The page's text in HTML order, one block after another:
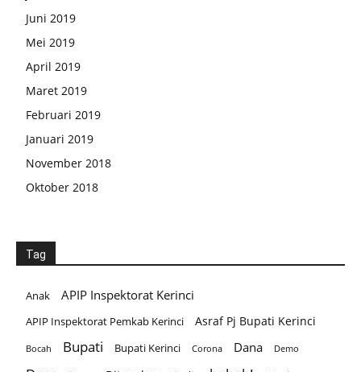
Juni 2019
Mei 2019
April 2019
Maret 2019
Februari 2019
Januari 2019
November 2018
Oktober 2018
Tag
Anak APIP Inspektorat Kerinci
APIP Inspektorat Pemkab Kerinci Asraf Pj Bupati Kerinci
Bocah Bupati Bupati Kerinci Corona Dana Demo